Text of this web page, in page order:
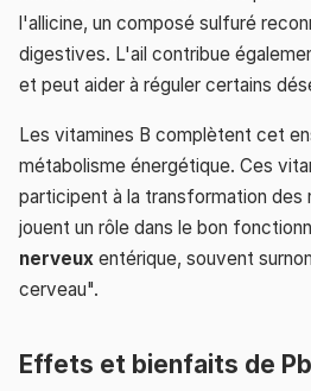
l'allicine, un composé sulfuré
digestives. L'ail contribue
et peut aider à réguler certains
Les vitamines B complètent cet
métabolisme énergétique. Ces
participent à la transformation des
jouent un rôle dans le bon
nerveux entérique, souvent
cerveau".
Effets et bienfaits de